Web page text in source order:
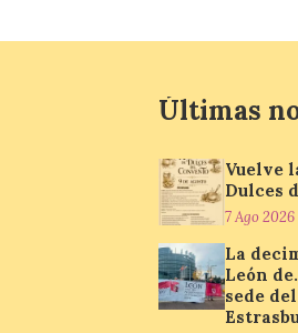
Últimas
Vuelve
Dulces
7 Ago 2026
La
León
sede